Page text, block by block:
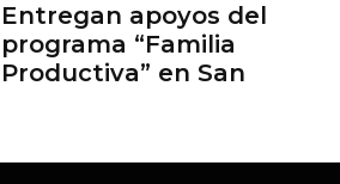
Entregan apoyos del
programa “Familia
Productiva” en San